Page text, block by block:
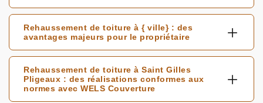
Rehaussement de toiture à { ville} : des
avantages majeurs pour le propriétaire
Rehaussement de toiture à Saint Gilles
Pligeaux : des réalisations conformes aux
normes avec WELS Couverture